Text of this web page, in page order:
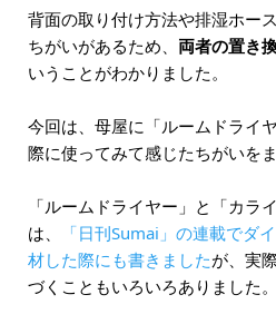
背面の取り付け方法や排湿ホー
ちがいがあるため、 両者の置き
いうことがわかりました。
今回は、母屋に「ルームドライ
際に使ってみて感じたちがいをま
「ルームドライヤー」と「カラ
は、
「日刊Sumai」の連載でダ
材した際にも書きましたが、実
づくこともいろいろありました。